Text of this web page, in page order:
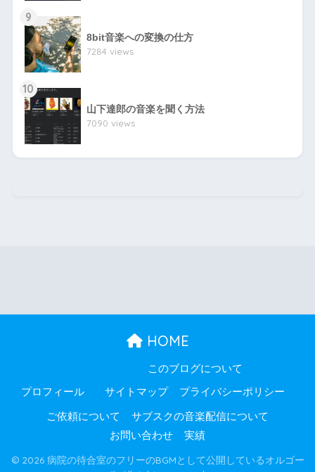
9
8bit音楽への変換の仕方
7284 views
10
山下達郎の音楽を聞く方法
7090 views
HOME
プロフィール
このブログについて
サイトマップ プライバシーポリシー
ご依頼について
サブスクの音楽配信について
お問い合わせ
実績
© 2026 病院の待合室のフリーのBGMとして公開しているオルゴー